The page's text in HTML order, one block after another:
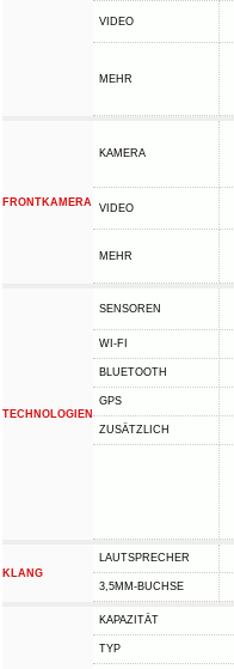
VIDEO
MEHR
FRONTKAMERA
KAMERA
VIDEO
MEHR
TECHNOLOGIEN
SENSOREN
WI-FI
BLUETOOTH
GPS
ZUSÄTZLICH
KLANG
LAUTSPRECHER
3,5MM-BUCHSE
KAPAZITÄT
TYP